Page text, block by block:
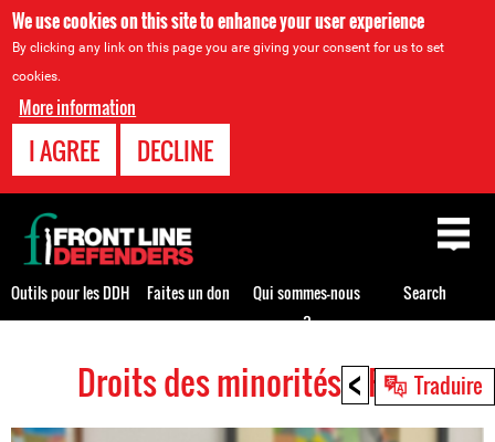
We use cookies on this site to enhance your user experience
By clicking any link on this page you are giving your consent for us to set
cookies.
More information
I AGREE DECLINE
< Traduire
top
Droits des minorités HRDs
Back
to
top
Outils pour les DDH Faites un don
Qui sommes-nous
?
Search